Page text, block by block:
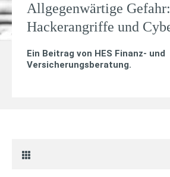
Allgegenwärtige Gefahr:
Hackerangriffe und
Ein Beitrag von HES Finanz- und
Versicherungsberatung.